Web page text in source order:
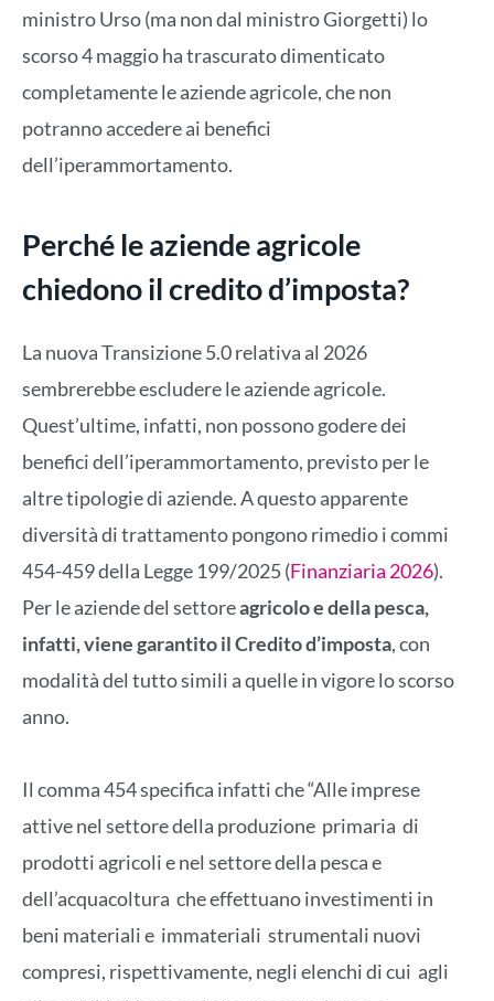
ministro Urso (ma non dal ministro Giorgetti) lo
scorso 4 maggio ha trascurato dimenticato
completamente le aziende agricole, che non
potranno accedere ai benefici
dell’iperammortamento.
Perché le aziende agricole
chiedono il credito d’imposta?
La nuova Transizione 5.0 relativa al 2026
sembrerebbe escludere le aziende agricole.
Quest’ultime, infatti, non possono godere dei
benefici dell’iperammortamento, previsto per le
altre tipologie di aziende. A questo apparente
diversità di trattamento pongono rimedio i commi
454-459 della Legge 199/2025 (Finanziaria 2026).
Per le aziende del settoreagricolo e della pesca,
infatti, viene garantito il Credito d’imposta, con
modalità del tutto simili a quelle in vigore lo scorso
anno.
Il comma 454 specifica infatti che “Alle imprese
attive nel settore della produzione primaria di
prodotti agricoli e nel settore della pesca e
dell’acquacoltura che effettuano investimenti in
beni materiali e immateriali strumentali nuovi
compresi, rispettivamente, negli elenchi di cui agli